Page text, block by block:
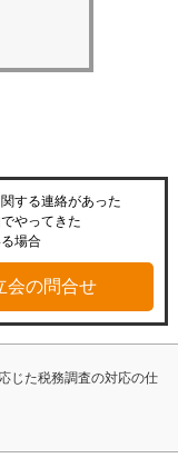
する連絡があった
やってきた
場合
会の問合せ
じた税務調査の対応の仕